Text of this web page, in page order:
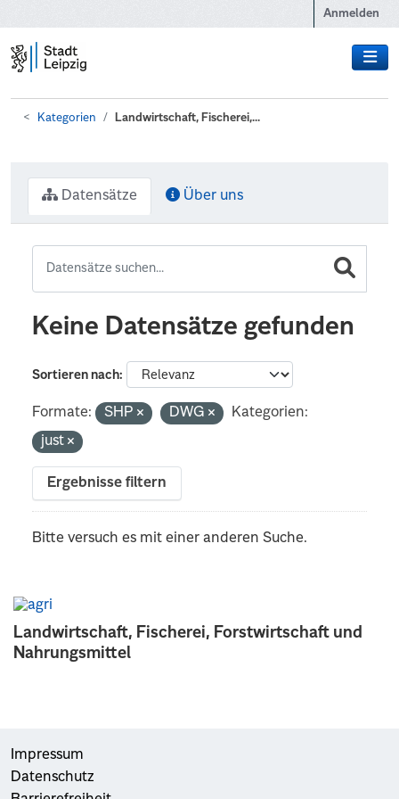
Anmelden
Kategorien Landwirtschaft, Fischerei,...
Landwirtschaft, Fischerei, Forstwirtschaft und
Nahrungsmittel
Datensätze Über uns
Keine Datensätze gefunden
Sortieren nach
Formate: SHP DWG
Kategorien:
just
Ergebnisse filtern
Bitte versuch es mit einer anderen Suche.
Impressum
Datenschutz